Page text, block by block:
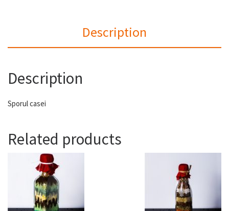
Description
Description
Sporul casei
Related products